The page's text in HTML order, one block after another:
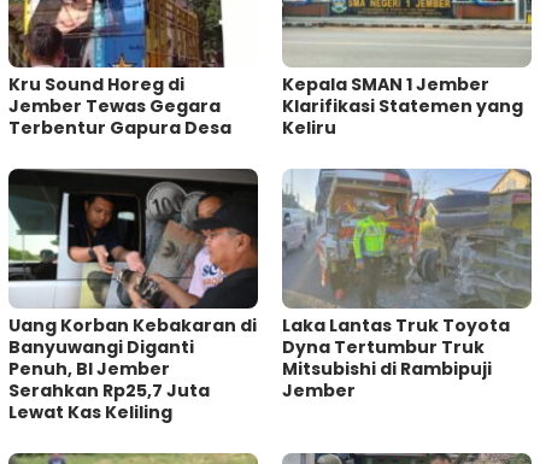
Kru Sound Horeg di
Jember Tewas Gegara
Terbentur Gapura Desa
Kepala SMAN 1 Jember
Klarifikasi Statemen yang
Keliru
Uang Korban Kebakaran di
Banyuwangi Diganti
Penuh, BI Jember
Serahkan Rp25,7 Juta
Lewat Kas Keliling
Laka Lantas Truk Toyota
Dyna Tertumbur Truk
Mitsubishi di Rambipuji
Jember